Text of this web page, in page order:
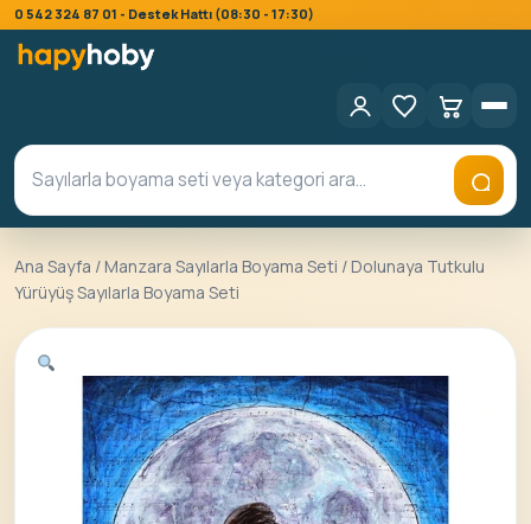
0 542 324 87 01 - Destek Hattı (08:30 - 17:30)
Ana Sayfa / Manzara Sayılarla Boyama Seti / Dolunaya Tutkulu
Yürüyüş Sayılarla Boyama Seti